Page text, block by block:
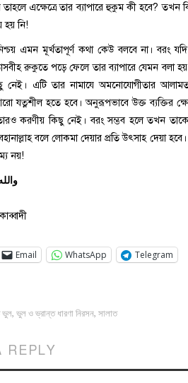
এক্ষেত্রে তার ব্যাপারে হুকুম কী হবে? তখন
হয় নি!
এমন মূর্খতাপূর্ণ কথা কেউ বলবে না। বরং
রুকুতে পড়ে ফেলে তার ব্যাপারে যেমন বলা হয়
নেই। এটি তার নামাযে অমনোযোগীতার
যত্নশীল হতে হবে। অনুরূপভাবে উক্ত ব্যক্তির
করণীয় কিছু নেই। বরং সম্ভব হলে তখন তাকে
বলে লোকমা দেয়ার প্রতি উৎসাহ দেয়া
নয়!
Email WhatsApp Telegram
ভুল,ভুল ও ভ্রান্ত ধারণা নিরসন,সালাত
REPLY